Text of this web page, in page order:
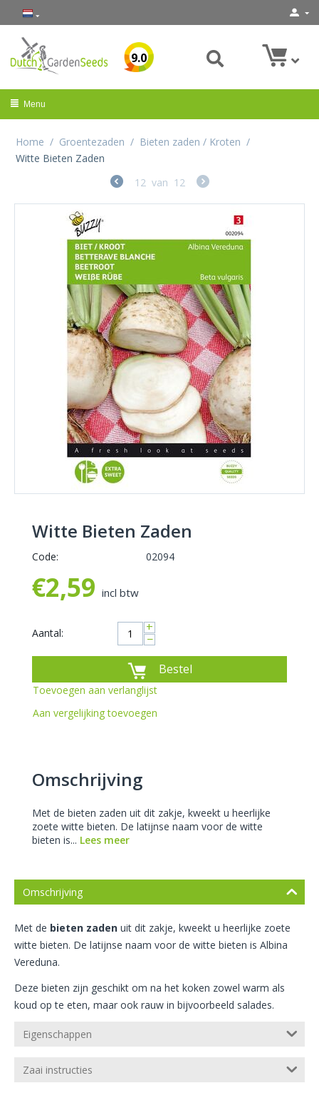
9.0
Menu
Home / Groentezaden / Bieten zaden / Kroten /
Witte Bieten Zaden
12 van 12
Witte Bieten Zaden
Code: 02094
€2,59 incl btw
Aantal: +
−
Bestel
Toevoegen aan verlanglijst
Aan vergelijking toevoegen
Omschrijving
Met de bieten zaden uit dit zakje, kweekt u heerlijke
zoete witte bieten. De latijnse naam voor de witte
bieten is... Lees meer
Omschrijving
Met de bieten zaden uit dit zakje, kweekt u heerlijke zoete
witte bieten. De latijnse naam voor de witte bieten is Albina
Vereduna.
Deze bieten zijn geschikt om na het koken zowel warm als
koud op te eten, maar ook rauw in bijvoorbeeld salades.
Eigenschappen
Zaai instructies